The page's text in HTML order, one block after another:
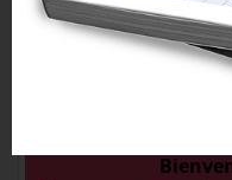
COURS